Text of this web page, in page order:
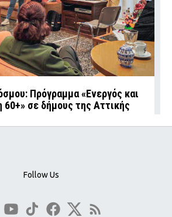
Πρόγραμμα «Ενεργός και
60+» σε δήμους της Αττικής
Follow Us